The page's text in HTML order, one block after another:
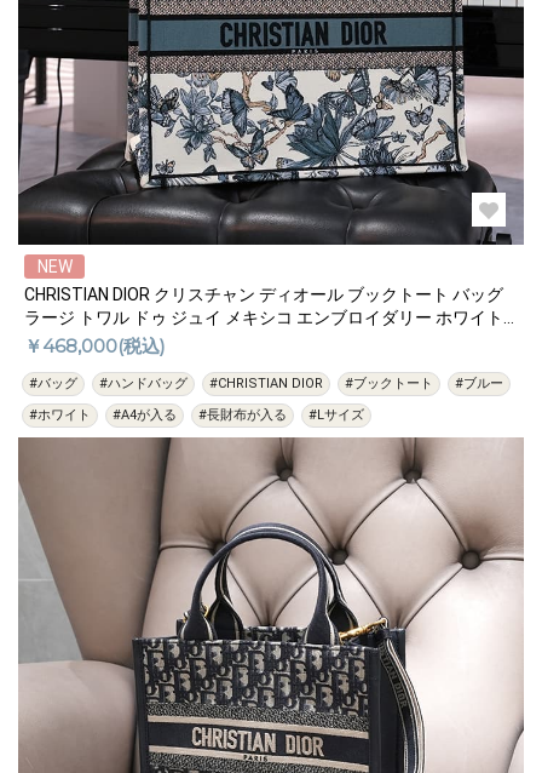
NEW
CHRISTIAN DIOR クリスチャン ディオール ブックトート バッグ
ラージ トワル ドゥ ジュイ メキシコ エンブロイダリー ホワイト
ブルー M1286ZESR
￥468,000(税込)
#バッグ #ハンドバッグ #CHRISTIAN DIOR #ブックトート
#ブルー
#ホワイト
#A4が入る #長財布が入る #Lサイズ